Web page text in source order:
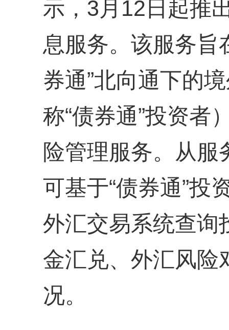
示，3月12日起推
息服务。该服务旨
券通”北向通下的
称“债券通”投资者
险管理服务。从服
可基于“债券通”投
外汇交易系统查询
金汇兑、外汇风险
况。